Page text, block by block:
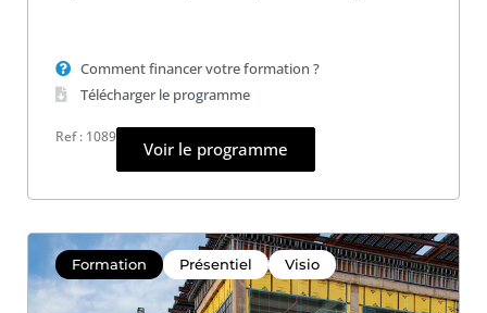
Comment financer votre formation ?
Télécharger le programme
Ref : 1089
Voir le programme
Formation Présentiel Visio